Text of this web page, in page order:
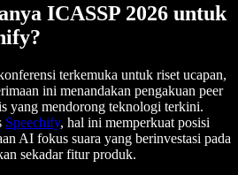
ICASSP 2026 untuk
terkemuka untuk riset ucapan,
ini menandakan pengakuan peer
yang mendorong teknologi terkini.
Speechify, hal ini memperkuat posisi
AI fokus suara yang berinvestasi pada
sekadar fitur produk.